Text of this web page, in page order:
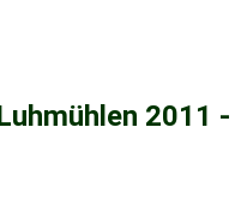
2011